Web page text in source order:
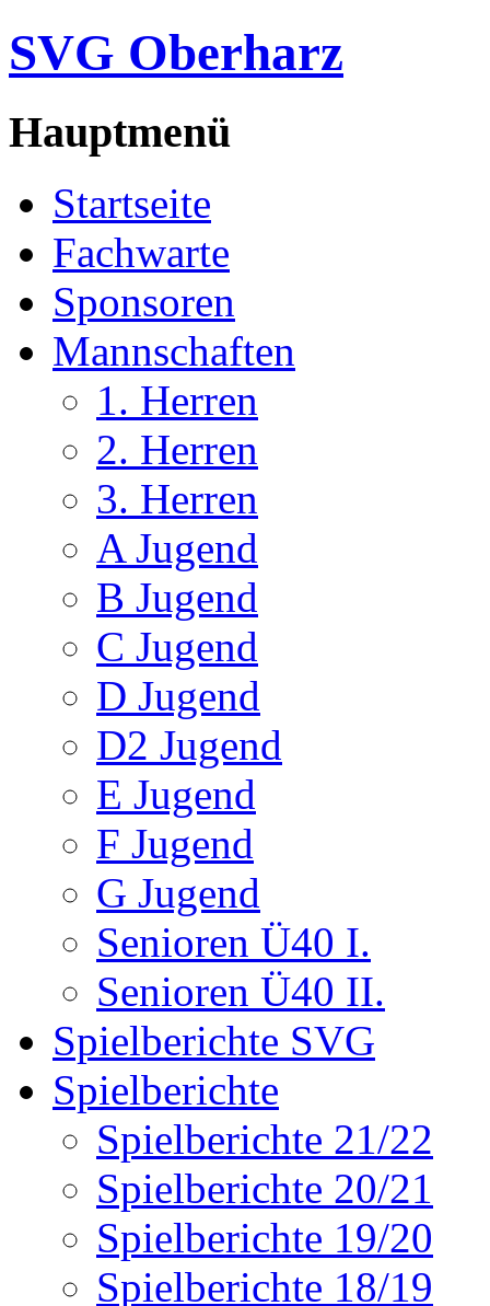
SVG Oberharz
Hauptmenü
Startseite
Fachwarte
Sponsoren
Mannschaften
1. Herren
2. Herren
3. Herren
A Jugend
B Jugend
C Jugend
D Jugend
D2 Jugend
E Jugend
F Jugend
G Jugend
Senioren Ü40 I.
Senioren Ü40 II.
Spielberichte SVG
Spielberichte
Spielberichte 21/22
Spielberichte 20/21
Spielberichte 19/20
Spielberichte 18/19